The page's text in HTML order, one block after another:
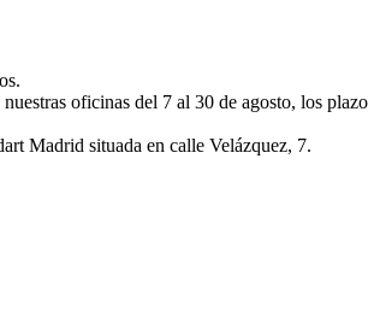
oficinas del 7 al 30 de agosto, los
Madrid situada en calle Velázquez, 7.